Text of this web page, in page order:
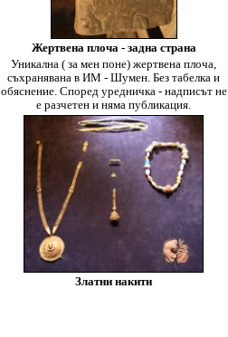
Жертвена плоча - задна страна
Уникална ( за мен поне) жертвена плоча,
съхранявана в ИМ - Шумен. Без табелка и
обяснение. Според уредничка - надписът не
е разчетен и няма публикация.
Златни накити